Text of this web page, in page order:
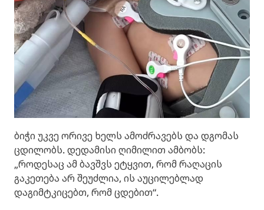
ბიჭი უკვე ორივე ხელს ამოძრავებს და დგომას
ცდილობს. დედამისი ღიმილით ამბობს:
„როდესაც ამ ბავშვს ეტყვით, რომ რაღაცის
გაკეთება არ შეუძლია, ის აუცილებლად
დაგიმტკიცებთ, რომ ცდებით“.